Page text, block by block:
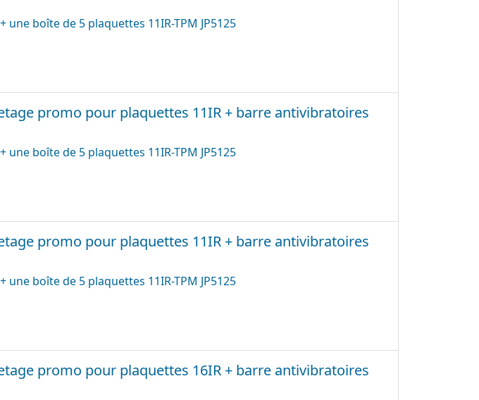
une boîte de 5 plaquettes 11IR-TPM JP5125
promo pour plaquettes 11IR + barre antivibratoires
une boîte de 5 plaquettes 11IR-TPM JP5125
promo pour plaquettes 11IR + barre antivibratoires
une boîte de 5 plaquettes 11IR-TPM JP5125
promo pour plaquettes 16IR + barre antivibratoires